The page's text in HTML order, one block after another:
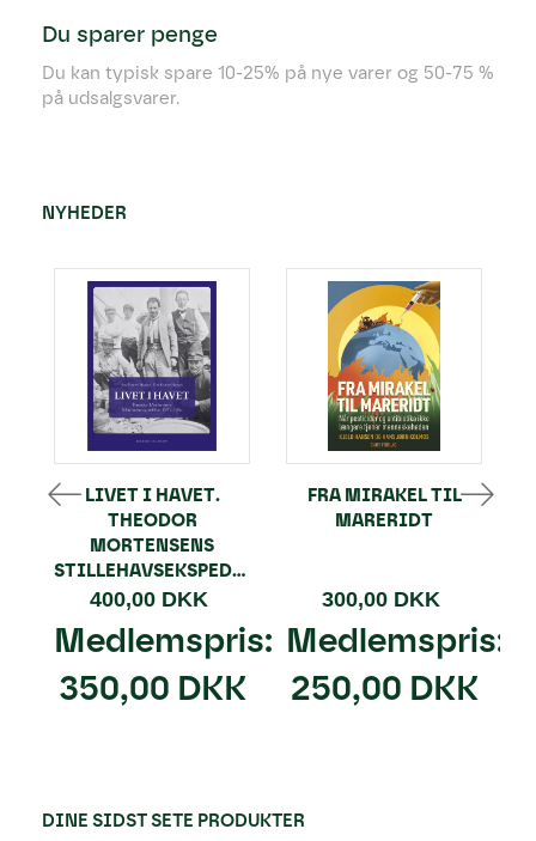
Du sparer penge
Du kan typisk spare 10-25% på nye varer og 50-75 %
på udsalgsvarer.
NYHEDER
LIVET I HAVET.
THEODOR
MORTENSENS
STILLEHAVSEKSPEDITION
400,00 DKK
Medlemspris:
350,00 DKK
FRA MIRAKEL TIL
MARERIDT
300,00 DKK
Medlemspris:
250,00 DKK
DINE SIDST SETE PRODUKTER